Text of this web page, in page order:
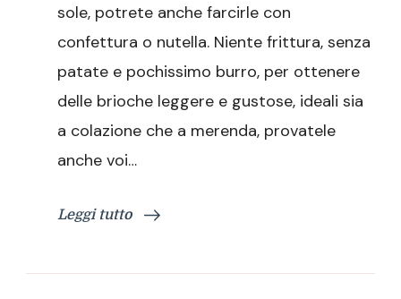
sole, potrete anche farcirle con
confettura o nutella. Niente frittura, senza
patate e pochissimo burro, per ottenere
delle brioche leggere e gustose, ideali sia
a colazione che a merenda, provatele
anche voi…
Leggi tutto